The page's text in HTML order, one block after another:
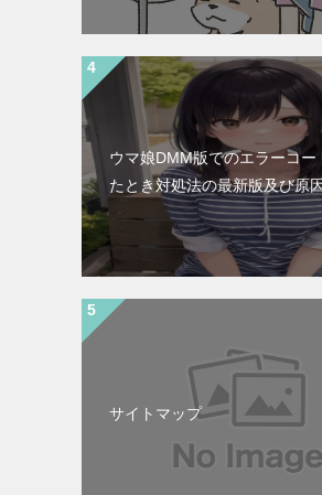
ウマ娘DMM版でのエラーコー
たとき対処法の最新版及び原
サイトマップ